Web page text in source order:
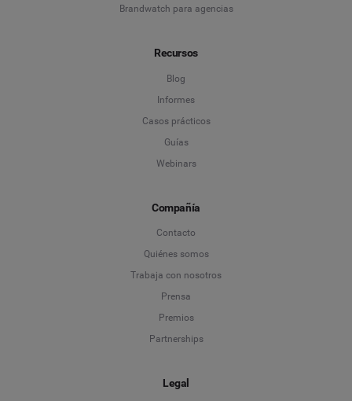
Brandwatch para agencias
Recursos
Blog
Informes
Casos prácticos
Guías
Webinars
Compañía
Contacto
Quiénes somos
Trabaja con nosotros
Prensa
Premios
Partnerships
Legal